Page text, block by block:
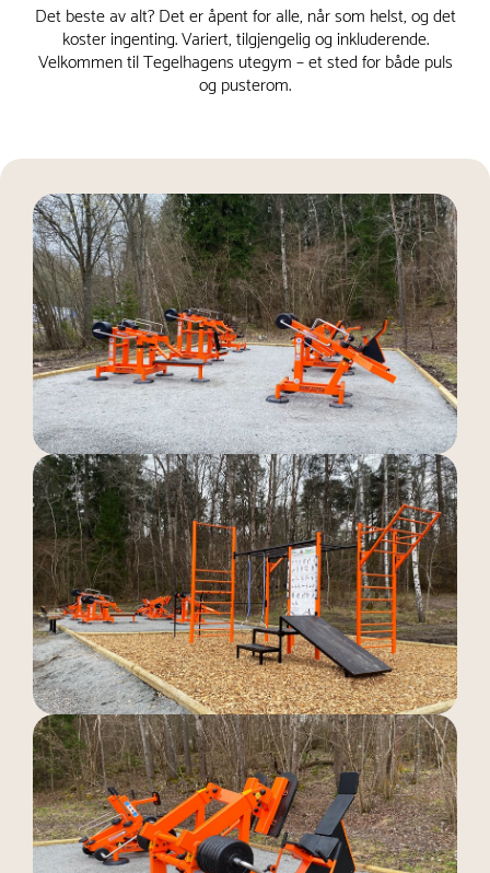
Det beste av alt? Det er åpent for alle, når som helst, og det
koster ingenting. Variert, tilgjengelig og inkluderende.
Velkommen til Tegelhagens utegym – et sted for både puls
og pusterom.